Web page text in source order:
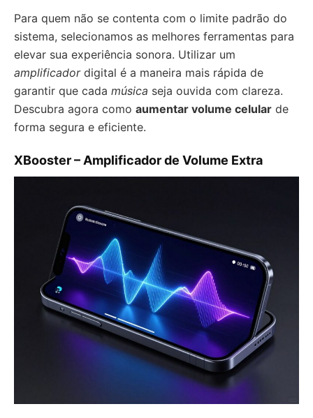
Para quem não se contenta com o limite padrão do
sistema, selecionamos as melhores ferramentas para
elevar sua experiência sonora. Utilizar um
amplificadordigital é a maneira mais rápida de
garantir que cada música seja ouvida com clareza.
Descubra agora como aumentar volume celular de
forma segura e eficiente.
XBooster – Amplificador de Volume Extra